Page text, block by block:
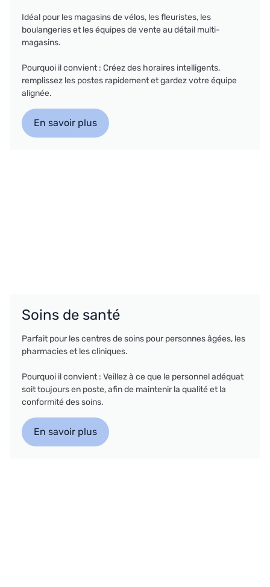
Idéal pour les magasins de vélos, les fleuristes, les
boulangeries et les équipes de vente au détail multi-
magasins.
Pourquoi il convient : Créez des horaires intelligents,
remplissez les postes rapidement et gardez votre équipe
alignée.
En savoir plus
Soins de santé
Parfait pour les centres de soins pour personnes âgées, les
pharmacies et les cliniques.
Pourquoi il convient : Veillez à ce que le personnel adéquat
soit toujours en poste, afin de maintenir la qualité et la
conformité des soins.
En savoir plus